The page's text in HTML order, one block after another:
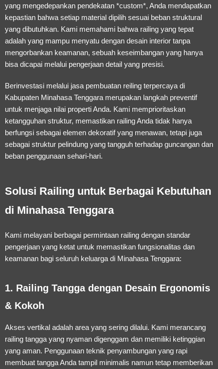
yang mengedepankan pendekatan *custom*, Anda mendapatkan
kepastian bahwa setiap material dipilih sesuai beban struktural
yang dibutuhkan. Kami memahami bahwa railing yang tepat
adalah yang mampu menyatu dengan desain interior tanpa
mengorbankan keamanan, sebuah keseimbangan yang hanya
bisa dicapai melalui pengerjaan detail yang presisi.
Berinvestasi melalui jasa pembuatan reiling terpercaya di
Kabupaten Minahasa Tenggara merupakan langkah preventif
untuk menjaga nilai properti Anda. Kami memprioritaskan
ketangguhan struktur, memastikan railing Anda tidak hanya
berfungsi sebagai elemen dekoratif yang menawan, tetapi juga
sebagai struktur pelindung yang tangguh terhadap guncangan dan
beban penggunaan sehari-hari.
Solusi Railing untuk Berbagai Kebutuhan
di Minahasa Tenggara
Kami melayani berbagai permintaan railing dengan standar
pengerjaan yang ketat untuk memastikan fungsionalitas dan
keamanan bagi seluruh keluarga di Minahasa Tenggara:
1. Railing Tangga dengan Desain Ergonomis
& Kokoh
Akses vertikal adalah area yang sering dilalui. Kami merancang
railing tangga yang nyaman digenggam dan memiliki ketinggian
yang aman. Penggunaan teknik penyambungan yang rapi
membuat tangga Anda tampil minimalis namun tetap memberikan